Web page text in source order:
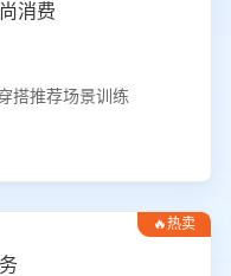
消费
搭推荐场景训练
🔥热卖